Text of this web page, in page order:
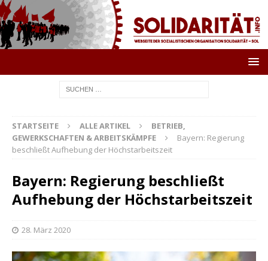
STARTSEITE ALLE ARTIKEL
BETRIEB,
GEWERKSCHAFTEN & ARBEITSKÄMPFE
Bayern: Regierung
beschließt Aufhebung der Höchstarbeitszeit
Bayern: Regierung beschließt
Aufhebung der Höchstarbeitszeit
28. März 2020